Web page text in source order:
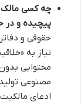
پیچیده و در
حقوقی و
نیاز به
محتوایی
مصنوعی
ادعای